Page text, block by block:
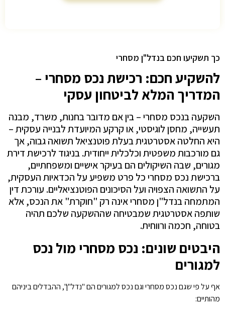
כך תשקיעו חכם בנדל"ן מסחרי
להשקיע חכם: רכישת נכס מסחרי –
המדריך המלא לביטחון עסקי
השקעה בנכס מסחרי – בין אם מדובר בחנות, משרד, מבנה
תעשייה, מחסן לוגיסטי, או קרקע המיועדת לבנייה עסקית –
היא החלטה אסטרטגית בעלת פוטנציאל תשואה גבוה, אך
גם מורכבות משפטית וכלכלית ייחודית. בניגוד לרכישת דירת
מגורים, שבה השיקולים הם בעיקר אישיים ומשפחתיים,
ברכישת נכס מסחרי כל פרט משפיע על הכדאיות העסקית,
על התשואה הצפויה ועל הסיכונים הפוטנציאליים. עורכת דין
המתמחה בנדל"ן מסחרי אינה רק "חוקרת" את הנכס, אלא
שותפה אסטרטגית שמבטיחה שההשקעה שלכם תהיה
בטוחה, חכמה ורווחית.
היבטים שונים: נכס מסחרי מול נכס
למגורים
אף על פי שגם נכס מסחרי וגם נכס למגורים הם "נדל"ן", ההבדלים ביניהם
מהותיים: